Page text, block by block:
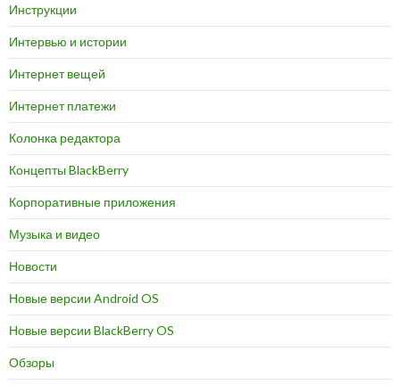
Инструкции
Интервью и истории
Интернет вещей
Интернет платежи
Колонка редактора
Концепты BlackBerry
Корпоративные приложения
Музыка и видео
Новости
Новые версии Android OS
Новые версии BlackBerry OS
Обзоры